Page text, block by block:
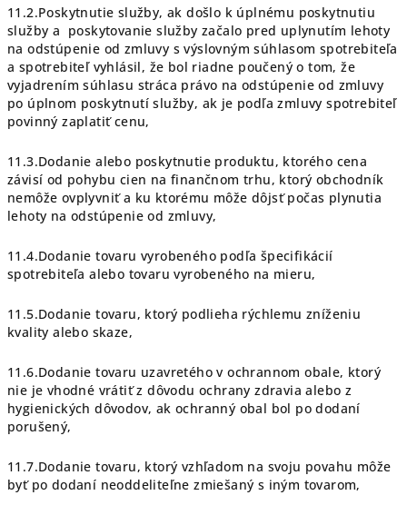
11.2.Poskytnutie služby, ak došlo k úplnému poskytnutiu
služby a poskytovanie služby začalo pred uplynutím lehoty
na odstúpenie od zmluvy s výslovným súhlasom spotrebiteľa
a spotrebiteľ vyhlásil, že bol riadne poučený o tom, že
vyjadrením súhlasu stráca právo na odstúpenie od zmluvy
po úplnom poskytnutí služby, ak je podľa zmluvy spotrebiteľ
povinný zaplatiť cenu,
11.3.Dodanie alebo poskytnutie produktu, ktorého cena
závisí od pohybu cien na finančnom trhu, ktorý obchodník
nemôže ovplyvniť a ku ktorému môže dôjsť počas plynutia
lehoty na odstúpenie od zmluvy,
11.4.Dodanie tovaru vyrobeného podľa špecifikácií
spotrebiteľa alebo tovaru vyrobeného na mieru,
11.5.Dodanie tovaru, ktorý podlieha rýchlemu zníženiu
kvality alebo skaze,
11.6.Dodanie tovaru uzavretého v ochrannom obale, ktorý
nie je vhodné vrátiť z dôvodu ochrany zdravia alebo z
hygienických dôvodov, ak ochranný obal bol po dodaní
porušený,
11.7.Dodanie tovaru, ktorý vzhľadom na svoju povahu môže
byť po dodaní neoddeliteľne zmiešaný s iným tovarom,